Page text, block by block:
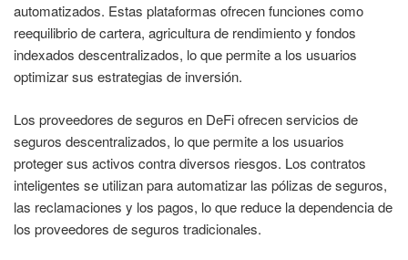
automatizados. Estas plataformas ofrecen funciones como
reequilibrio de cartera, agricultura de rendimiento y fondos
indexados descentralizados, lo que permite a los usuarios
optimizar sus estrategias de inversión.
Los proveedores de seguros en DeFi ofrecen servicios de
seguros descentralizados, lo que permite a los usuarios
proteger sus activos contra diversos riesgos. Los contratos
inteligentes se utilizan para automatizar las pólizas de seguros,
las reclamaciones y los pagos, lo que reduce la dependencia de
los proveedores de seguros tradicionales.